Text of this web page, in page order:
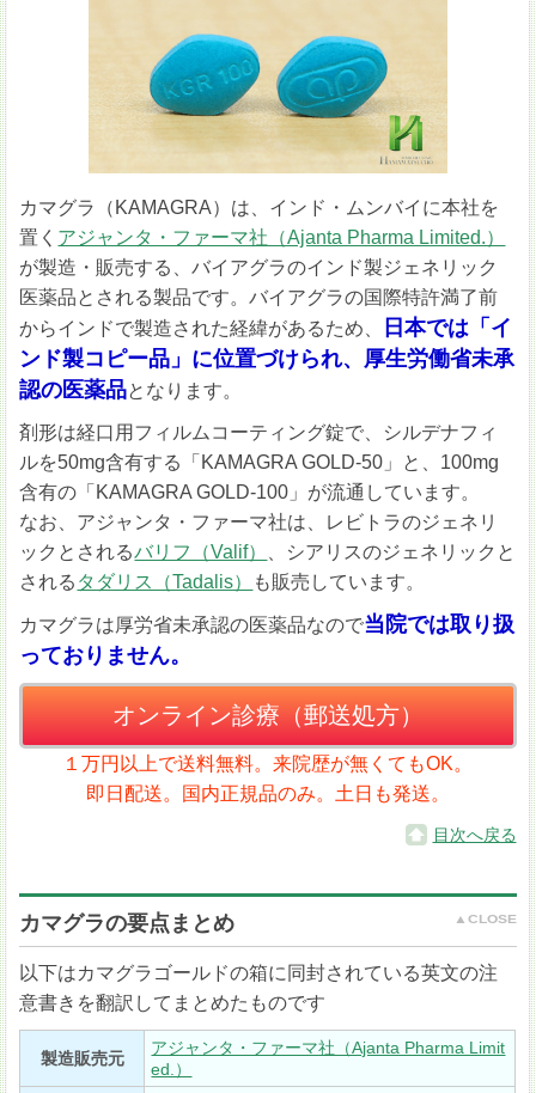
カマグラ（KAMAGRA）は、インド・ムンバイに本社を
置く アジャンタ・ファーマ社（Ajanta Pharma Limited.）
が製造・販売する、バイアグラのインド製ジェネリック
医薬品とされる製品です。バイアグラの国際特許満了前
からインドで製造された経緯があるため、
日本では「イ
ンド製コピー品」に位置づけられ、厚生労働省未承
認の医薬品となります。
剤形は経口用フィルムコーティング錠で、シルデナフィ
ルを50mg含有する「KAMAGRA GOLD-50」と、100mg
含有の「KAMAGRA GOLD-100」が流通しています。
なお、アジャンタ・ファーマ社は、レビトラのジェネリ
ックとされるバリフ（Valif）
、シアリスのジェネリックと
される タダリス（Tadalis） も販売しています。
カマグラは厚労省未承認の医薬品なので当院では取り扱
っておりません。
オンライン診療（郵送処方）
１万円以上で送料無料。来院歴が無くてもOK。
即日配送。国内正規品のみ。土日も発送。
目次へ戻る
カマグラの要点まとめ
以下はカマグラゴールドの箱に同封されている英文の注
意書きを翻訳してまとめたものです
製造販売元
アジャンタ・ファーマ社（Ajanta Pharma Limit
ed.）